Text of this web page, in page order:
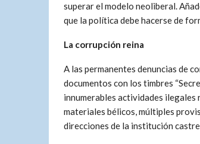
superar el modelo neoliberal.
que la política debe hacerse de
La corrupción reina
A las permanentes denuncias de
documentos con los timbres
innumerables actividades
materiales bélicos, múltiples
direcciones de la institución